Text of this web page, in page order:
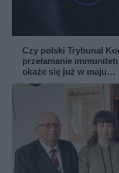
Czy polski Trybunał
przełamanie
okaże się już w maju…